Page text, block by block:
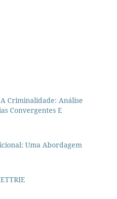
Criminalidade: Análise
Convergentes E
Uma Abordagem